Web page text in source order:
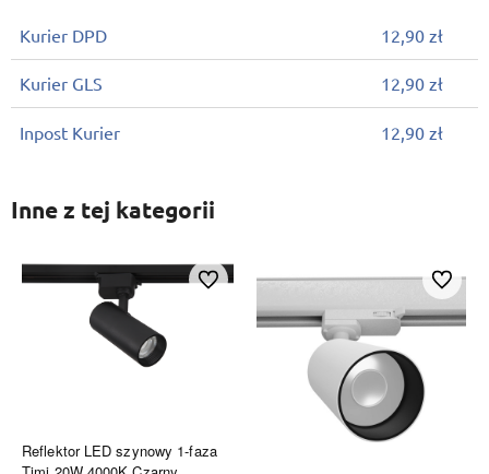
Kurier DPD 12,90 zł
Kurier GLS 12,90 zł
Inpost Kurier 12,90 zł
Inne z tej kategorii
Reflektor LED szynowy 1-faza
Do ulubionych Do